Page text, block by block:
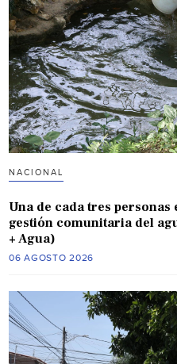
NACIONAL
Una de cada tres personas
gestión comunitaria del
+ Agua)
06 AGOSTO 2026